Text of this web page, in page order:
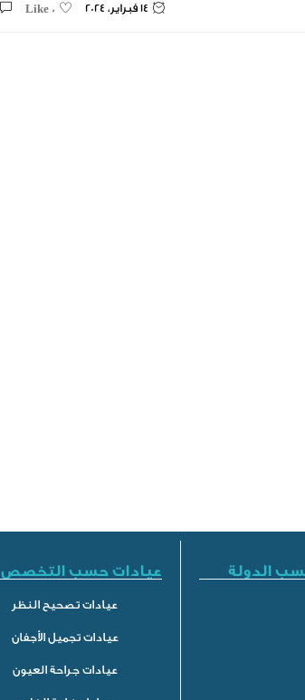
14 فبراير، 2024 0 Like
الدولة عيادات حسب التخصص
عيادات تصحيح النظر
عيادات تجميل الأجفان
عيادات جراحة العيون